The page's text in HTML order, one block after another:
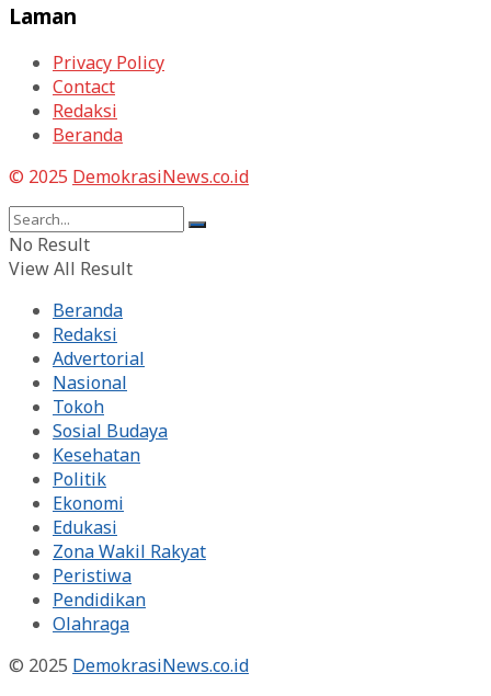
Laman
Privacy Policy
Contact
Redaksi
Beranda
© 2025 DemokrasiNews.co.id
No Result
View All Result
Beranda
Redaksi
Advertorial
Nasional
Tokoh
Sosial Budaya
Kesehatan
Politik
Ekonomi
Edukasi
Zona Wakil Rakyat
Peristiwa
Pendidikan
Olahraga
© 2025 DemokrasiNews.co.id